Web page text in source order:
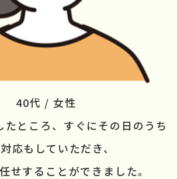
40代 / 女性
ところ、 すぐにその日のうち
応も していただき、
せすることができました。